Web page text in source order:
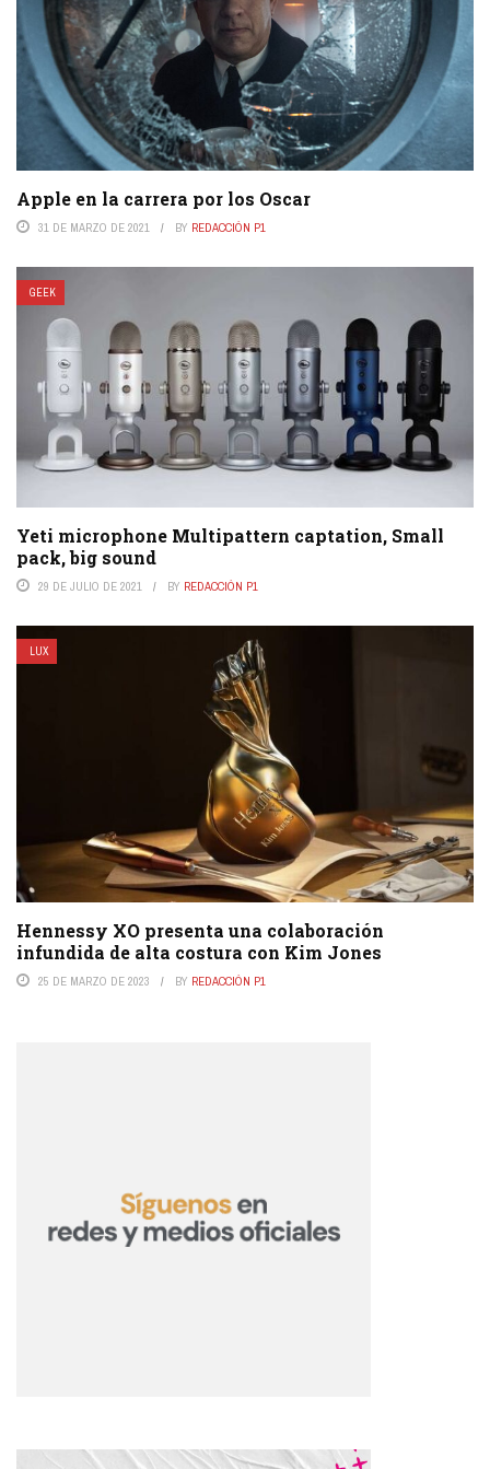
Apple en la carrera por los Oscar
31 DE MARZO DE 2021 BY REDACCIÓN P1
GEEK
Yeti microphone Multipattern captation, Small
pack, big sound
29 DE JULIO DE 2021 BY REDACCIÓN P1
LUX
Hennessy XO presenta una colaboración
infundida de alta costura con Kim Jones
25 DE MARZO DE 2023 BY REDACCIÓN P1